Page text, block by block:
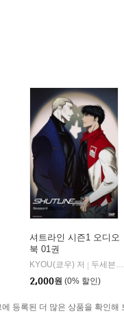
셔트라인 시즌1 오디오
북 01권
KYOU(쿄우) 저 | 두세븐 엔터테인먼트
2,000원 (0% 할인)
등록된 더 많은 상품을 확인해